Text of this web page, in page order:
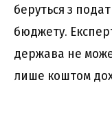
беруться з
бюджету.
держава не може
лише коштом